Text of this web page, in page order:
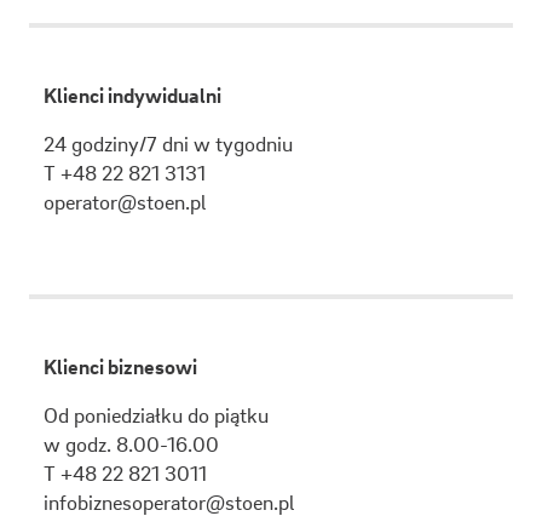
Klienci indywidualni
24 godziny/7 dni w tygodniu
T +48 22 821 3131
operator@stoen.pl
Klienci biznesowi
Od poniedziałku do piątku
w godz. 8.00-16.00
T +48 22 821 3011
infobiznesoperator@stoen.pl